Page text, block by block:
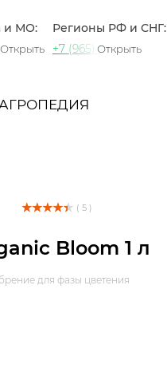
и МО:
60-15
Открыть
Регионы РФ и СНГ:
+7 (965) 420-10-10
Открыть
( 5 )
Bloom 1 л
для фазы цветения